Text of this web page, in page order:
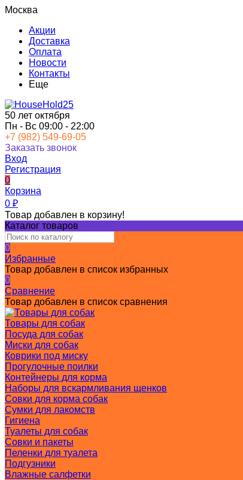
Москва
Акции
Доставка
Оплата
Новости
Контакты
Еще
50 лет октября
Пн - Вс 09:00 - 22:00
+7 (982) 549-69-05
Заказать звонок
Вход
Регистрация
0
Корзина
0 ₽
Товар добавлен в корзину!
Каталог товаров
0
Избранные
Товар добавлен в список избранных
0
Сравнение
Товар добавлен в список сравнения
Товары для собак
Посуда для собак
Миски для собак
Коврики под миску
Прогулочные поилки
Контейнеры для корма
Наборы для вскармливания щенков
Совки для корма собак
Сумки для лакомств
Гигиена
Туалеты для собак
Совки и пакеты
Пеленки для туалета
Подгузники
Влажные салфетки